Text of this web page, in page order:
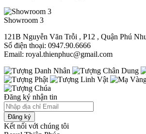
Showroom 3
121B Nguyễn Văn Trỗi , P12 , Quận Phú
Số điện thoại: 0947.90.6666
Email: royal.thienphuc@gmail.com
Đăng ký nhận tin
Đăng ký
Kết nối với chúng tôi